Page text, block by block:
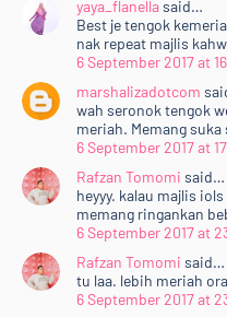
yaya_flanellasaid…
Best je tengok
nak repeat majlis
6 September 2017 at
marshalizadotcom
wah seronok tengok
meriah. Memang
6 September 2017 at
Rafzan Tomomi said…
heyyy. kalau majlis
memang ringankan
6 September 2017 at
Rafzan Tomomi said…
tu laa. lebih meriah
6 September 2017 at